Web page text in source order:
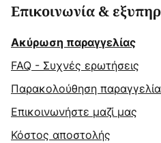
Επικοινωνία &
Ακύρωση παραγγελίας
FAQ - Συχνές ερωτήσεις
Παρακολούθηση
Επικοινωνήστε μαζί μας
Κόστος αποστολής